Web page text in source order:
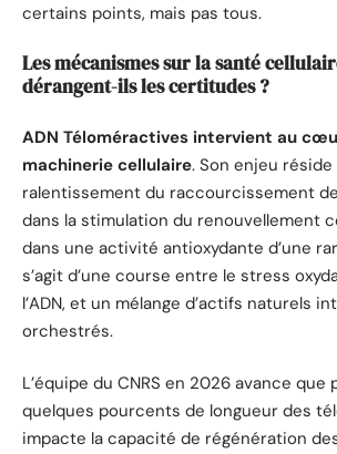
certains points, mais pas tous.
Les mécanismes sur la santé
dérangent-ils les certitudes ?
ADN Téloméractives intervient au
machinerie cellulaire. Son enjeu réside
ralentissement du raccourcissement
dans la stimulation du renouvellement
dans une activité antioxydante d’une
s’agit d’une course entre le stress
l’ADN, et un mélange d’actifs naturels
orchestrés.
L’équipe du CNRS en 2026 avance que
quelques pourcents de longueur des
impacte la capacité de régénération